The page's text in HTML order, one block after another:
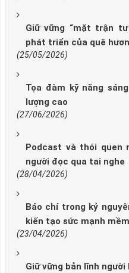
Giữ vững “mặt trận
phát triển của quê
(25/05/2026)
Tọa đàm kỹ năng
lượng cao
(27/06/2026)
Podcast và thói quen
người đọc qua tai nghe
(28/04/2026)
Báo chí trong kỷ
kiến tạo sức mạnh
(23/04/2026)
Giữ vững bản lĩnh